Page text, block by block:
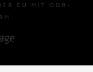
EU MIT ODR-